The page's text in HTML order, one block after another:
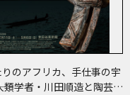
のアフリカ、手仕事の宇
人類学者・川田順造と陶芸作